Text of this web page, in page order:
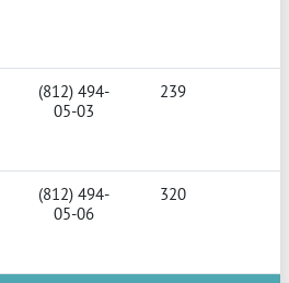
(812) 494-
05-03
239
(812) 494-
05-06
320